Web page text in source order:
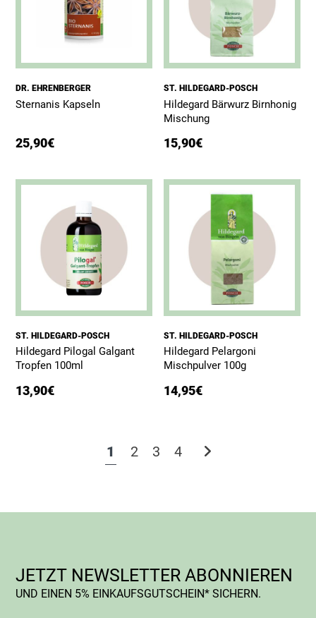
DR. EHRENBERGER
Sternanis Kapseln
25,90€
ST. HILDEGARD-POSCH
Hildegard Bärwurz Birnhonig
Mischung
15,90€
ST. HILDEGARD-POSCH
Hildegard Pilogal Galgant
Tropfen 100ml
13,90€
ST. HILDEGARD-POSCH
Hildegard Pelargoni
Mischpulver 100g
14,95€
1 2 3 4
JETZT NEWSLETTER ABONNIEREN
UND EINEN 5% EINKAUFSGUTSCHEIN* SICHERN.